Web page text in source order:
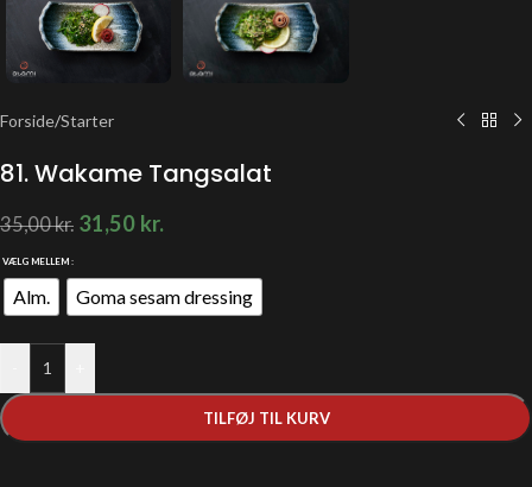
Forside/Starter
81. Wakame Tangsalat
35,00kr. 31,50 kr.
VÆLG MELLEM
Alm. Goma sesam dressing
TILFØJ TIL KURV